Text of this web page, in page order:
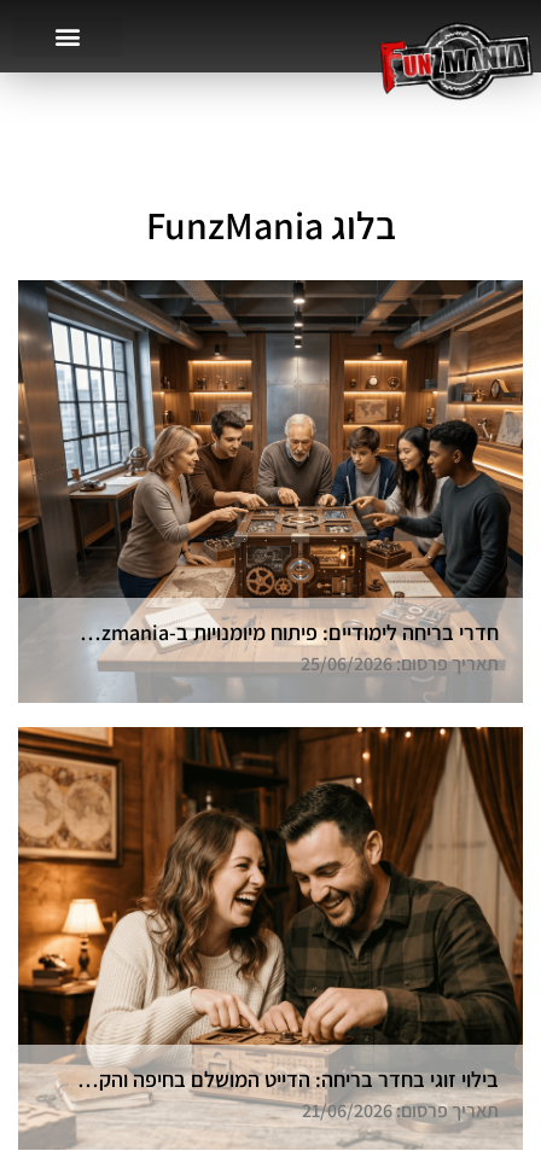
בלוג FunzMania
חדרי בריחה לימודיים: פיתוח מיומנויות ב-Funzmania
תאריך פרסום: 25/06/2026
בילוי זוגי בחדר בריחה: הדייט המושלם בחיפה והקריות
תאריך פרסום: 21/06/2026